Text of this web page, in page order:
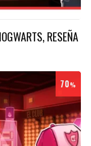
RESEÑA
70%